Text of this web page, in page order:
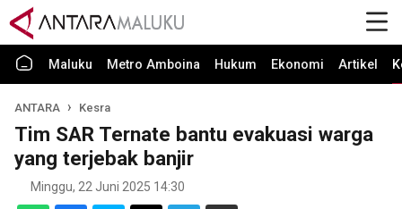
Maluku Metro Amboina Hukum Ekonomi Artikel
ANTARA Kesra
Tim SAR Ternate bantu evakuasi warga
yang terjebak banjir
Minggu, 22 Juni 2025 14:30